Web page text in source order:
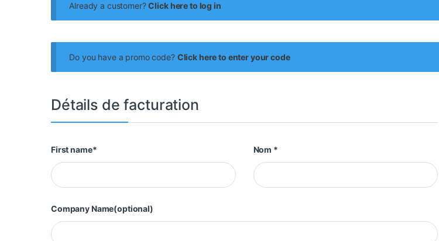
Already a customer?Click here to log in
Do you have a promo code? Click here to enter your code
Détails de facturation
First name* Nom *
Company Name(optional)